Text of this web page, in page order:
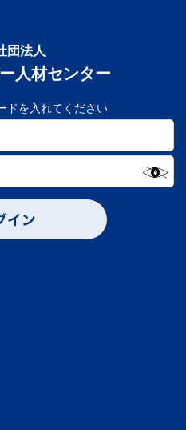
団法人
人材センター
ドを入れてください